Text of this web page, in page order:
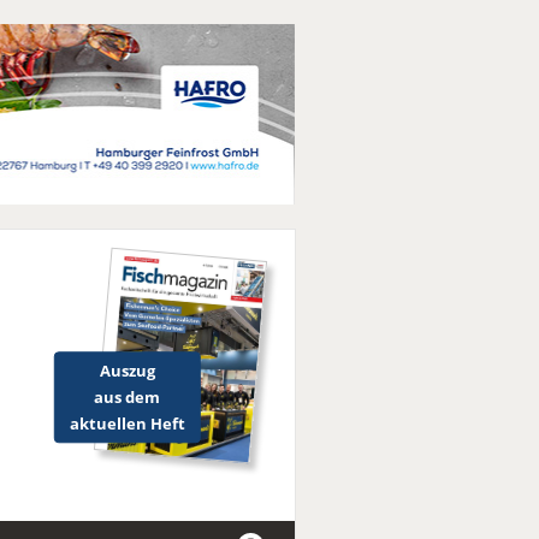
Auszug
aus dem
aktuellen Heft